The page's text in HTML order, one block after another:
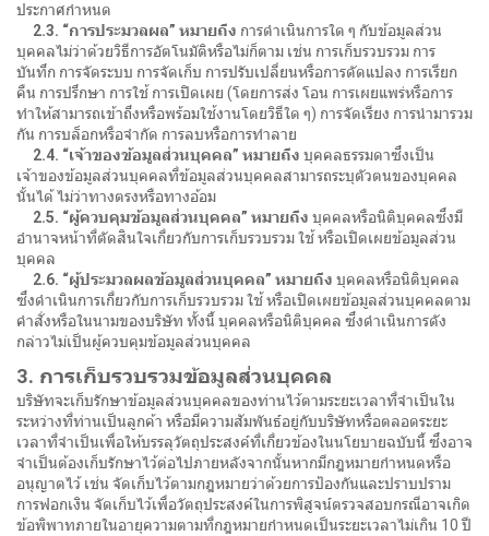
ประกาศกำหนด
2.3. “การประมวลผล” หมายถึง การดำเนินการใด ๆ กับข้อมูลส่วน
บุคคลไม่ว่าด้วยวิธีการอัตโนมัติหรือไม่ก็ตาม เช่น การเก็บรวบรวม การ
บันทึก การจัดระบบ การจัดเก็บ การปรับเปลี่ยนหรือการดัดแปลง การเรียก
คืน การปรึกษา การใช้ การเปิดเผย (โดยการส่ง โอน การเผยแพร่หรือการ
ทำให้สามารถเข้าถึงหรือพร้อมใช้งานโดยวิธีใด ๆ) การจัดเรียง การนำมารวม
กัน การบล็อกหรือจำกัด การลบหรือการทำลาย
2.4. “เจ้าของข้อมูลส่วนบุคคล” หมายถึง บุคคลธรรมดาซึ่งเป็น
เจ้าของข้อมูลส่วนบุคคลที่ข้อมูลส่วนบุคคลสามารถระบุตัวตนของบุคคล
นั้นได้ ไม่ว่าทางตรงหรือทางอ้อม
2.5. “ผู้ควบคุมข้อมูลส่วนบุคคล” หมายถึง บุคคลหรือนิติบุคคลซึ่งมี
อำนาจหน้าที่ตัดสินใจเกี่ยวกับการเก็บรวบรวม ใช้ หรือเปิดเผยข้อมูลส่วน
บุคคล
2.6. “ผู้ประมวลผลข้อมูลส่วนบุคคล” หมายถึง บุคคลหรือนิติบุคคล
ซึ่งดำเนินการเกี่ยวกับการเก็บรวบรวม ใช้ หรือเปิดเผยข้อมูลส่วนบุคคลตาม
คำสั่งหรือในนามของบริษัท ทั้งนี้ บุคคลหรือนิติบุคคล ซึ่งดำเนินการดัง
กล่าวไม่เป็นผู้ควบคุมข้อมูลส่วนบุคคล
3. การเก็บรวบรวมข้อมูลส่วนบุคคล
บริษัทจะเก็บรักษาข้อมูลส่วนบุคคลของท่านไว้ตามระยะเวลาที่จำเป็นใน
ระหว่างที่ท่านเป็นลูกค้า หรือมีความสัมพันธ์อยู่กับบริษัทหรือตลอดระยะ
เวลาที่จำเป็นเพื่อให้บรรลุวัตถุประสงค์ที่เกี่ยวข้องในนโยบายฉบับนี้ ซึ่งอาจ
จำเป็นต้องเก็บรักษาไว้ต่อไปภายหลังจากนั้นหากมีกฎหมายกำหนดหรือ
อนุญาตไว้ เช่น จัดเก็บไว้ตามกฎหมายว่าด้วยการป้องกันและปราบปราม
การฟอกเงิน จัดเก็บไว้เพื่อวัตถุประสงค์ในการพิสูจน์ตรวจสอบกรณีอาจเกิด
ข้อพิพาทภายในอายุความตามที่กฎหมายกำหนดเป็นระยะเวลาไม่เกิน 10 ปี